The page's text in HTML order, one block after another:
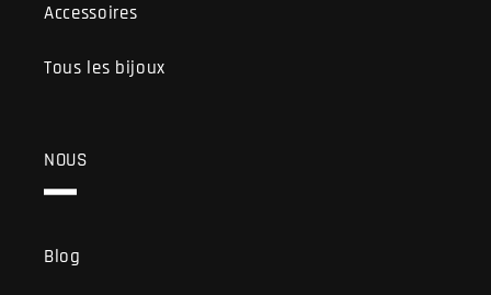
Accessoires
Tous les bijoux
NOUS
Blog